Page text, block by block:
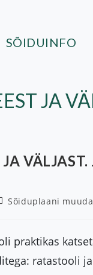
SÕIDUINFO
JA
JA
Sõiduplaani
praktikas
ratastooli